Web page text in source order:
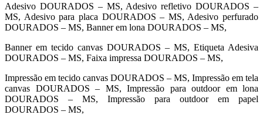
Adesivo DOURADOS – MS, Adesivo refletivo DOURADOS –
MS, Adesivo para placa DOURADOS – MS, Adesivo perfurado
DOURADOS – MS, Banner em lona DOURADOS – MS,
Banner em tecido canvas DOURADOS – MS, Etiqueta Adesiva
DOURADOS – MS, Faixa impressa DOURADOS – MS,
Impressão em tecido canvas DOURADOS – MS, Impressão em tela
canvas DOURADOS – MS, Impressão para outdoor em lona
DOURADOS – MS, Impressão para outdoor em papel
DOURADOS – MS,